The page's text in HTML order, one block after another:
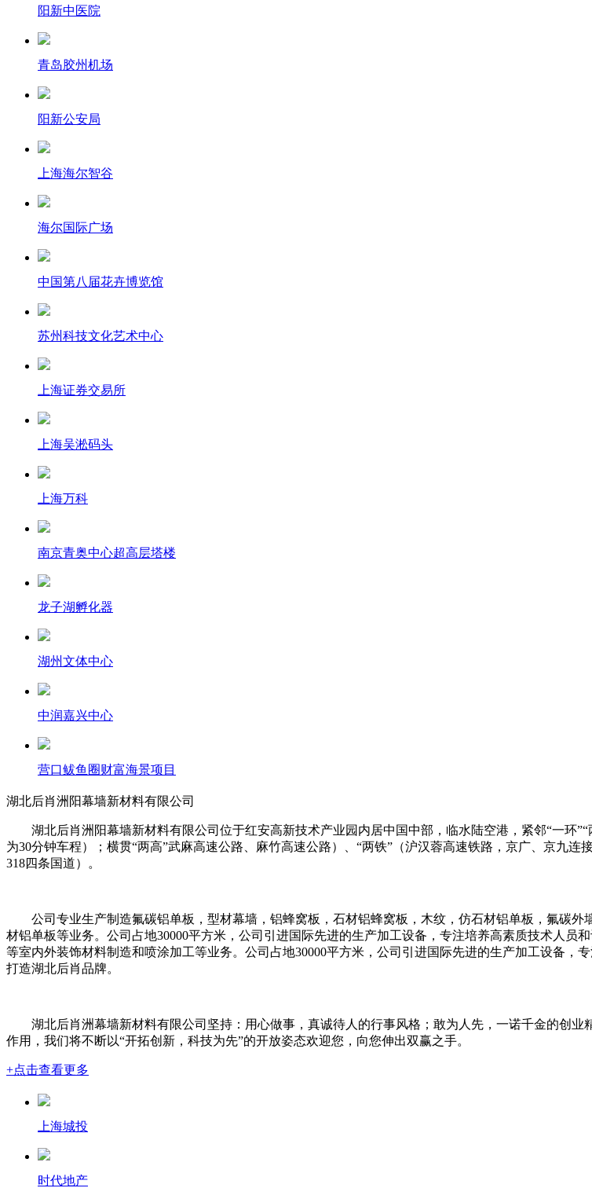
阳新中医院
青岛胶州机场
阳新公安局
上海海尔智谷
海尔国际广场
中国第八届花卉博览馆
苏州科技文化艺术中心
上海证券交易所
上海吴淞码头
上海万科
南京青奥中心超高层塔楼
龙子湖孵化器
湖州文体中心
中润嘉兴中心
营口鲅鱼圈财富海景项目
湖北后肖洲阳幕墙新材料有限公司
湖北后肖洲阳幕墙新材料有限公司位于红安高新技术产业园内居中国中部，临水陆空港，紧邻“一环
为30分钟车程）；横贯“两高”武麻高速公路、麻竹高速公路）、“两铁”（沪汉蓉高速铁路，京广、京九连
318四条国道）。
公司专业生产制造氟碳铝单板，型材幕墙，铝蜂窝板，石材铝蜂窝板，木纹，仿石材铝单板，氟碳
材铝单板等业务。公司占地30000平方米，公司引进国际先进的生产加工设备，专注培养高素质技术人
等室内外装饰材料制造和喷涂加工等业务。公司占地30000平方米，公司引进国际先进的生产加工设备，
打造湖北后肖品牌。
湖北后肖洲幕墙新材料有限公司坚持：用心做事，真诚待人的行事风格；敢为人先，一诺千金的创
作用，我们将不断以“开拓创新，科技为先”的开放姿态欢迎您，向您伸出双赢之手。
+点击查看更多
上海城投
时代地产